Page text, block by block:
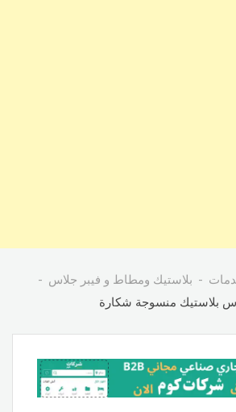
بلاستيك ومطاط و فيبر جلاس
بلاستيك منسوجة شكارة